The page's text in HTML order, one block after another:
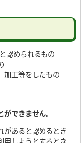
認められるもの
加工等をしたもの
る商品
できません。
があると認めるとき